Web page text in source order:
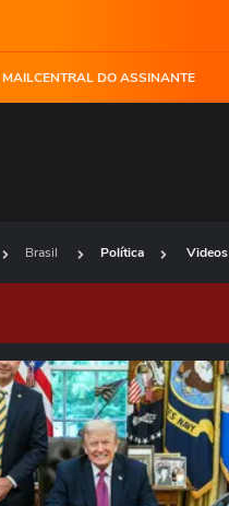
MAILCENTRAL DO ASSINANTE
Brasil Política Videos
foi possível reproduzir o vídeo
Tentar novamente